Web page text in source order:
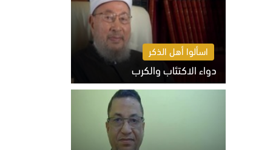
اسألوا أهل الذكر
دواء الاكتئاب والكرب
السبت 8 أغسطس 2026 10:54 ص